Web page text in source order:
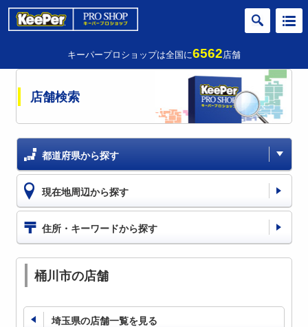
キーパープロショップは全国に6562店舗
店舗検索
都道府県から探す
現在地周辺から探す
住所・キーワードから探す
桶川市の店舗
埼玉県の店舗一覧を見る